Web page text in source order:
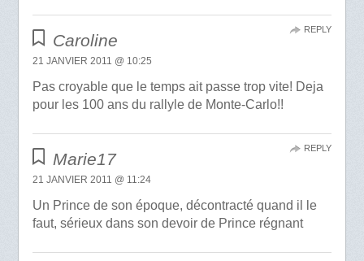
Caroline
21 JANVIER 2011 @ 10:25
Pas croyable que le temps ait passe trop vite! Deja
pour les 100 ans du rallyle de Monte-Carlo!!
REPLY
Marie17
21 JANVIER 2011 @ 11:24
Un Prince de son époque, décontracté quand il le
faut, sérieux dans son devoir de Prince régnant
REPLY